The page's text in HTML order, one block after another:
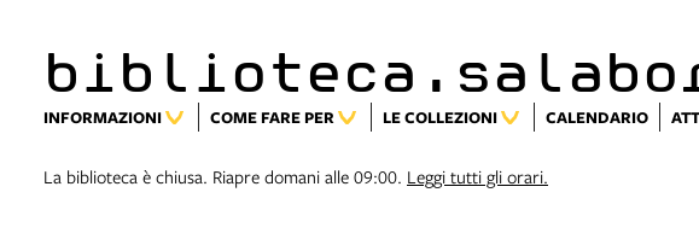
INFORMAZIONI COME FARE PER LE COLLEZIONI CALENDARIO
La biblioteca è chiusa. Riapre domani alle 09:00. Leggi tutti gli orari.